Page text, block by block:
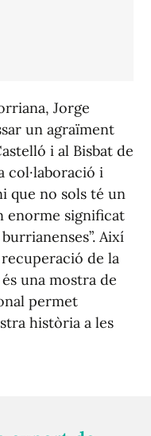
Jorge
un agraïment
i al Bisbat de
col·laboració i
que no sols té un
enorme significat
Així
de la
una mostra de
permet
història a les